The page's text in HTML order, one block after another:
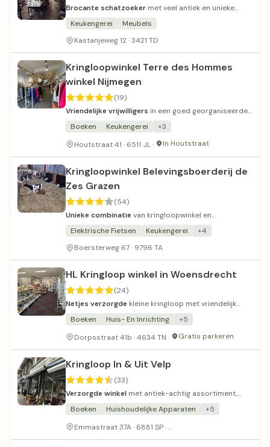
Brocante schatzoeker met veel antiek en unieke
vintage vondsten.
Keukengerei
Meubels
Kastanjeweg 12 · 3421 TD
Kringloopwinkel Terre des Hommes
winkel Nijmegen
(19)
Vriendelijke vrijwilligers in een goed georganiseerde,
kleine kringloopwinkel met kwaliteitsartikelen.
Boeken Keukengerei
+3
Houtstraat 41 · 6511 JL ·
In Houtstraat
Kringloopwinkel Belevingsboerderij de
Zes Grazen
(54)
Unieke combinatie van kringloopwinkel en
belevingsboerderij met diverse activiteiten.
Elektrische Fietsen Keukengerei
+4
Boersterweg 67 · 9796 TA
HL Kringloop winkel in Woensdrecht
(24)
Netjes verzorgde kleine kringloop met vriendelijk
personeel en schappelijke prijzen.
Boeken Huis- En Inrichting
+5
Dorpsstraat 41b · 4634 TN ·
Gratis parkeren
Kringloop In & Uit Velp
(33)
Verzorgde winkel met antiek-achtig assortiment,
maar prijzen zijn aan de hoge kant.
Boeken Huishoudelijke Apparaten
+5
Emmastraat 37A · 6881 SP ·